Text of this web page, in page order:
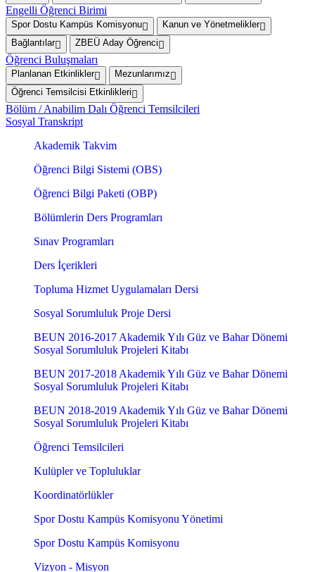
Engelli Öğrenci Birimi
Spor Dostu Kampüs Komisyonu
Kanun ve Yönetmelikler
Bağlantılar
ZBEÜ Aday Öğrenci
Öğrenci Buluşmaları
Planlanan Etkinlikler
Mezunlarımız
Öğrenci Temsilcisi Etkinlikleri
Bölüm / Anabilim Dalı Öğrenci Temsilcileri
Sosyal Transkript
Akademik Takvim
Öğrenci Bilgi Sistemi (OBS)
Öğrenci Bilgi Paketi (OBP)
Bölümlerin Ders Programları
Sınav Programları
Ders İçerikleri
Topluma Hizmet Uygulamaları Dersi
Sosyal Sorumluluk Proje Dersi
BEUN 2016-2017 Akademik Yılı Güz ve Bahar Dönemi
Sosyal Sorumluluk Projeleri Kitabı
BEUN 2017-2018 Akademik Yılı Güz ve Bahar Dönemi
Sosyal Sorumluluk Projeleri Kitabı
BEUN 2018-2019 Akademik Yılı Güz ve Bahar Dönemi
Sosyal Sorumluluk Projeleri Kitabı
Öğrenci Temsilcileri
Kulüpler ve Topluluklar
Koordinatörlükler
Spor Dostu Kampüs Komisyonu Yönetimi
Spor Dostu Kampüs Komisyonu
Vizyon - Misyon